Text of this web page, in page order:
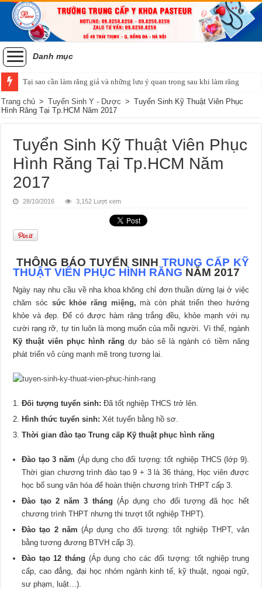
Danh mục
Tại sao cần làm răng giả và những lưu ý quan trọng sau khi làm răng
Tiêu chí của một hàm răng đẹp và phương pháp niềng răng chỉnh nha
Trang chủ > Tuyển Sinh Y - Dược > Tuyển Sinh Kỹ Thuật Viên Phục
Hình Răng Tại Tp.HCM Năm 2017
Tuyển Sinh Kỹ Thuật Viên Phục
Hình Răng Tại Tp.HCM Năm
2017
28/10/2016 3,152 Lượt xem
THÔNG BÁO TUYỂN SINH TRUNG CẤP KỸ
THUẬT VIÊN PHỤC HÌNH RĂNG NĂM 2017
Ngày nay nhu cầu về nha khoa không chỉ đơn thuần dừng lại ở việc
chăm sóc sức khỏe răng miệng, mà còn phát triển theo hướng
khỏe và đẹp. Để có được hàm răng trắng đều, khỏe mạnh với nụ
cười rạng rỡ, tự tin luôn là mong muốn của mỗi người. Vì thế, ngành
Kỹ thuật viên phục hình răng dự báo sẽ là ngành có tiềm năng
phát triển vô cùng mạnh mẽ trong tương lai.
Đối tượng tuyển sinh: Đã tốt nghiệp THCS trở lên.
Hình thức tuyển sinh: Xét tuyển bằng hồ sơ.
Thời gian đào tạo Trung cấp Kỹ thuật phục hình răng
Đào tạo 3 năm (Áp dụng cho đối tượng: tốt nghiệp THCS (lớp 9).
Thời gian chương trình đào tạo 9 + 3 là 36 tháng, Học viên được
học bổ sung văn hóa để hoàn thiện chương trình THPT cấp 3.
Đào tạo 2 năm 3 tháng (Áp dụng cho đối tượng đã học hết
chương trình THPT nhưng thi trượt tốt nghiệp THPT).
Đào tạo 2 năm (Áp dụng cho đối tượng: tốt nghiệp THPT, văn
bằng tương đương BTVH cấp 3).
Đào tạo 12 tháng (Áp dụng cho các đối tượng: tốt nghiệp trung
cấp, cao đẳng, đại học nhóm ngành kinh tế, kỹ thuật, ngoại ngữ,
sư phạm, luật…).